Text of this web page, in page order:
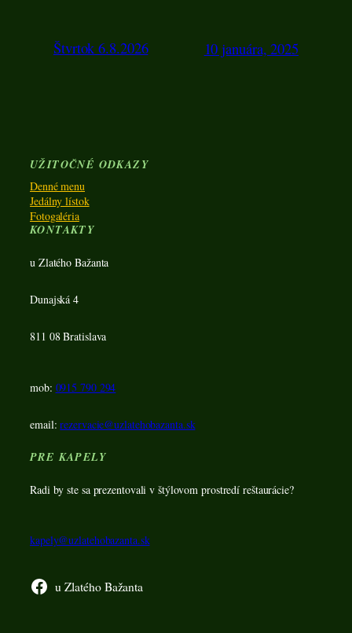
Štvrtok 6.8.2026 10 januára, 2025
UŽITOČNÉ ODKAZY
Denné menu
Jedálny lístok
Fotogaléria
KONTAKTY
u Zlatého Bažanta
Dunajská 4
811 08 Bratislava
mob: 0915 790 294
email:rezervacie@uzlatehobazanta.sk
PRE KAPELY
Radi by ste sa prezentovali v štýlovom prostredí reštaurácie?
kapely@uzlatehobazanta.sk
u Zlatého Bažanta